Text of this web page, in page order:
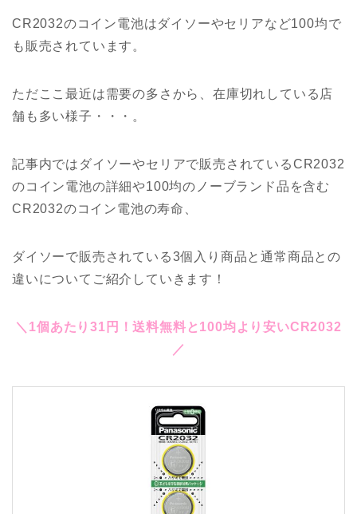
CR2032のコイン電池はダイソーやセリアなど100均で
も販売されています。
ただここ最近は需要の多さから、在庫切れしている店
舗も多い様子・・・。
記事内ではダイソーやセリアで販売されているCR2032
のコイン電池の詳細や100均のノーブランド品を含む
CR2032のコイン電池の寿命、
ダイソーで販売されている3個入り商品と通常商品との
違いについてご紹介していきます！
＼1個あたり31円！送料無料と100均より安いCR2032
／